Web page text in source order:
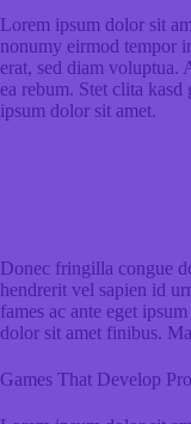
Lorem ipsum dolor sit
nonumy eirmod tempor
erat, sed diam voluptua.
ea rebum. Stet clita kasd
ipsum dolor sit amet.
Donec fringilla congue
hendrerit vel sapien id
fames ac ante eget
dolor sit amet finibus.
Games That Develop